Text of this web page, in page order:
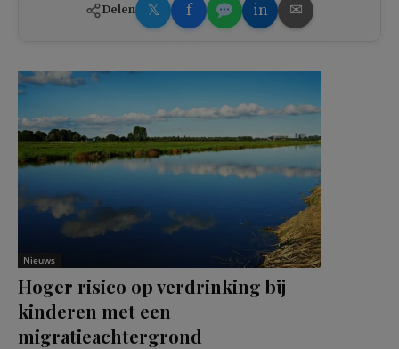
Delen 𝕏 f in ✉
Nieuws
Hoger risico op verdrinking bij
kinderen met een
migratieachtergrond